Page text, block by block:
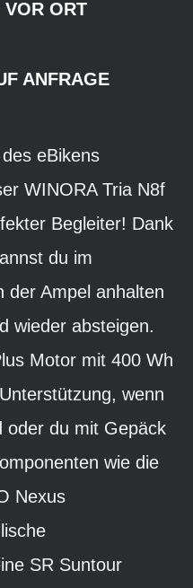
ORT
ANFRAGE
eBikens
WINORA Tria N8f
Begleiter! Dank
du im
der Ampel anhalten
wieder absteigen.
Motor mit 400 Wh
wenn
oder du mit Gepäck
wie die
Nexus
SR Suntour